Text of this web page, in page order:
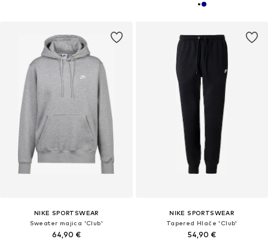
NIKE SPORTSWEAR
Sweater majica 'Club'
64,90 €
NIKE SPORTSWEAR
Tapered Hlače 'Club'
54,90 €